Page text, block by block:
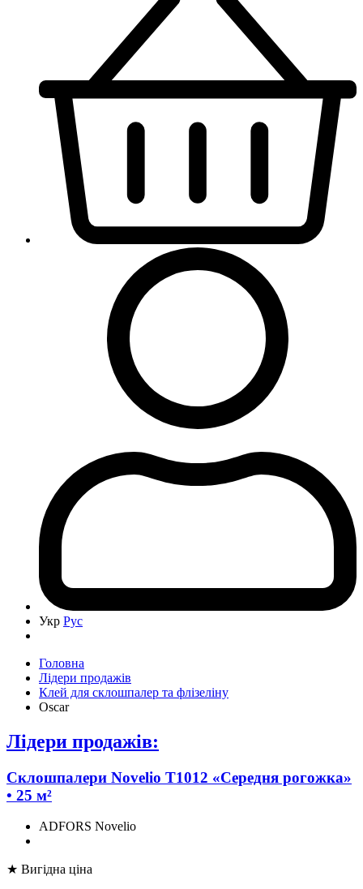
Укр Рус
Головна
Лідери продажів
Клей для склошпалер та флізеліну
Oscar
Лідери продажів:
Склошпалери Novelio T1012 «Середня рогожка»
• 25 м²
ADFORS Novelio
★ Вигідна ціна